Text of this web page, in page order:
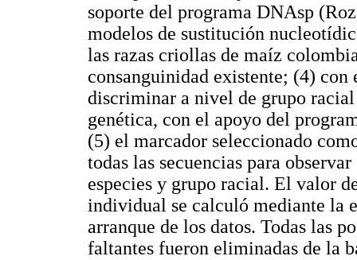
soporte del programa DNAsp
modelos de sustitución
las razas criollas de maíz
consanguinidad existente; (4)
discriminar a nivel de grupo
genética, con el apoyo del
(5) el marcador seleccionado
todas las secuencias para
especies y grupo racial. El valor
individual se calculó mediante la
arranque de los datos. Todas las
faltantes fueron eliminadas de la